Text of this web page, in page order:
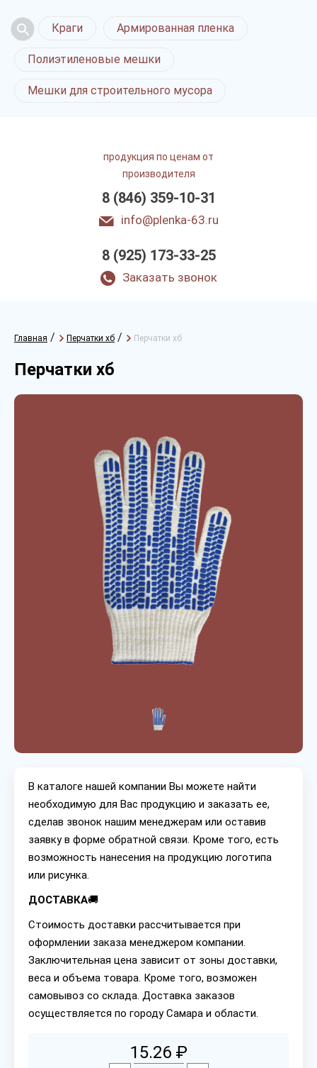
Краги Армированная пленка
Полиэтиленовые мешки
Мешки для строительного мусора
продукция по ценам от
производителя
8 (846) 359-10-31
info@plenka-63.ru
8 (925) 173-33-25
Заказать звонок
Главная / Перчатки хб / Перчатки хб
Перчатки хб
В каталоге нашей компании Вы можете найти
необходимую для Вас продукцию и заказать ее,
сделав звонок нашим менеджерам или оставив
заявку в форме обратной связи. Кроме того, есть
возможность нанесения на продукцию логотипа
или рисунка.
ДОСТАВКА🚚
Стоимость доставки рассчитывается при
оформлении заказа менеджером компании.
Заключительная цена зависит от зоны доставки,
веса и объема товара. Кроме того, возможен
самовывоз со склада. Доставка заказов
осуществляется по городу Самара и области.
15.26 ₽